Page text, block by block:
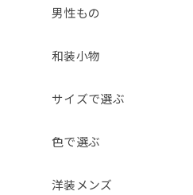
男性もの
和装小物
サイズで選ぶ
色で選ぶ
洋装メンズ